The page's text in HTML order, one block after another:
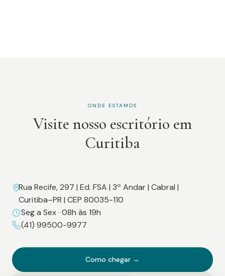
ONDE ESTAMOS
Visite nosso escritório em
Curitiba
Rua Recife, 297 | Ed. FSA | 3º Andar | Cabral |
Curitiba–PR | CEP 80035-110
Seg a Sex · 08h às 19h
(41) 99500-9977
Como chegar →